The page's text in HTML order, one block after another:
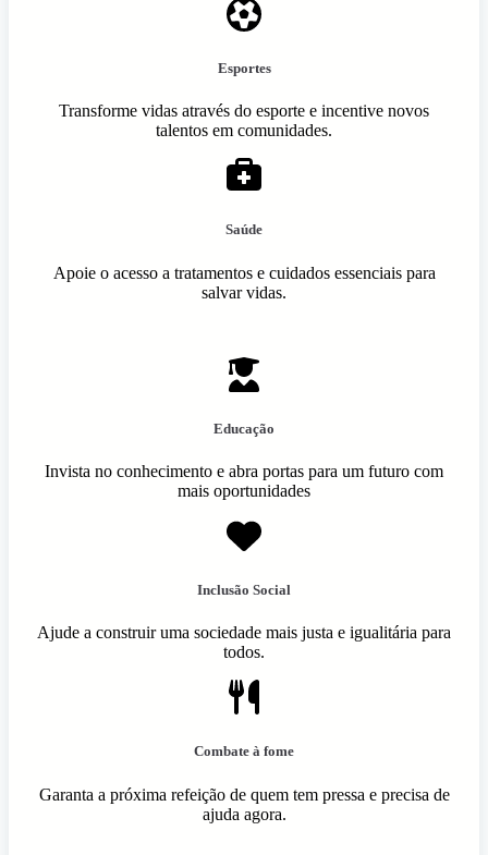
Esportes
Transforme vidas através do esporte e incentive novos
talentos em comunidades.
Saúde
Apoie o acesso a tratamentos e cuidados essenciais para
salvar vidas.
Educação
Invista no conhecimento e abra portas para um futuro com
mais oportunidades
Inclusão Social
Ajude a construir uma sociedade mais justa e igualitária para
todos.
Combate à fome
Garanta a próxima refeição de quem tem pressa e precisa de
ajuda agora.